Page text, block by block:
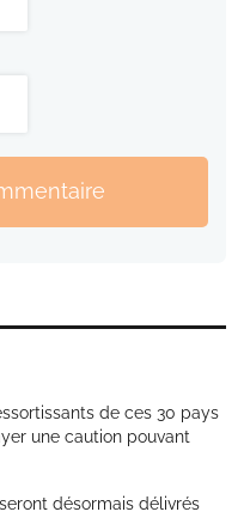
de ces 30 pays
une caution pouvant
désormais délivrés